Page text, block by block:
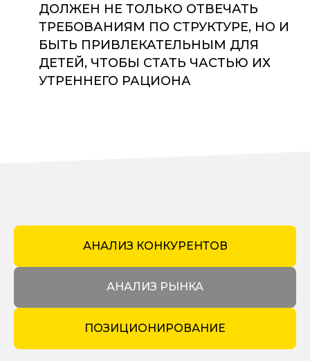
ДОЛЖЕН НЕ ТОЛЬКО ОТВЕЧАТЬ
ТРЕБОВАНИЯМ ПО СТРУКТУРЕ, НО И
БЫТЬ ПРИВЛЕКАТЕЛЬНЫМ ДЛЯ
ДЕТЕЙ, ЧТОБЫ СТАТЬ ЧАСТЬЮ ИХ
УТРЕННЕГО РАЦИОНА
АНАЛИЗ КОНКУРЕНТОВ
АНАЛИЗ РЫНКА
ПОЗИЦИОНИРОВАНИЕ